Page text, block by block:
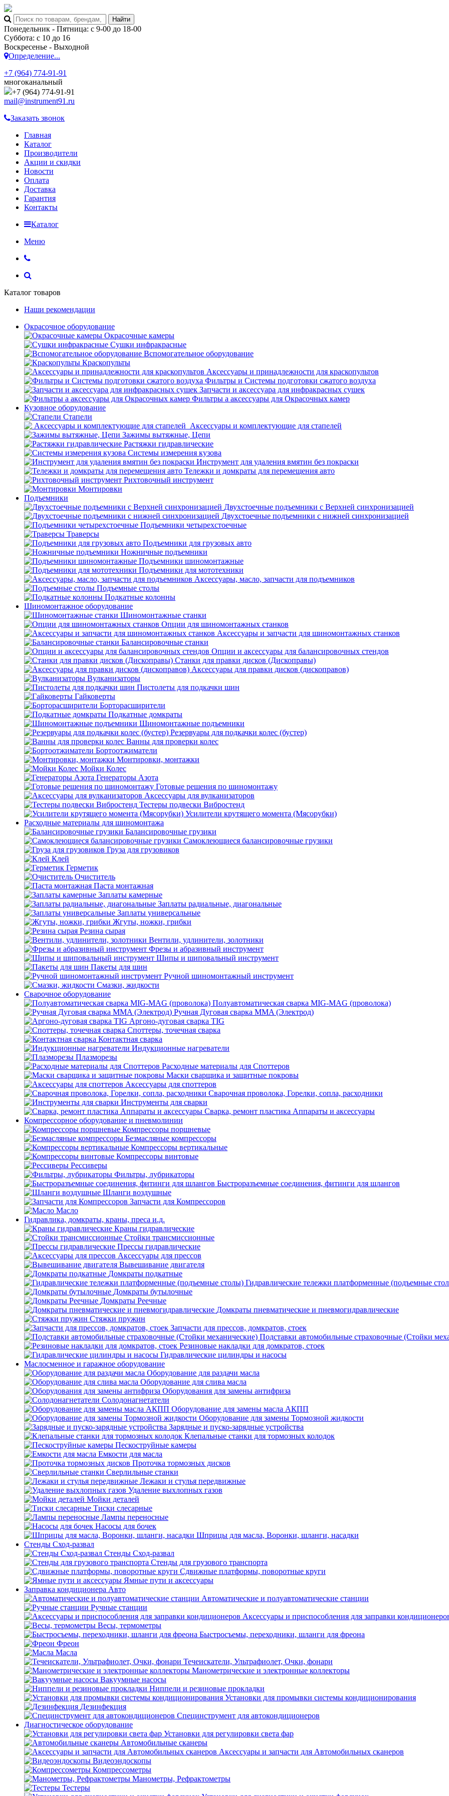
Понедельник - Пятница: с 9-00 до 18-00
Суббота: с 10 до 16
Воскресенье - Выходной
Определение...
+7 (964) 774-91-91
многоканальный
+7 (964) 774-91-91
mail@instrument91.ru
Заказать звонок
Главная
Каталог
Производители
Акции и скидки
Новости
Оплата
Доставка
Гарантия
Контакты
Каталог
Меню
Каталог товаров
Наши рекомендации
Окрасочное оборудование
Окрасочные камеры
Сушки инфракрасные
Вспомогательное оборудование
Краскопульты
Аксессуары и принадлежности для краскопультов
Фильтры и Системы подготовки сжатого воздуха
Запчасти и аксессуара для инфракрасных сушек
Фильтры а аксессуары для Окрасочных камер
Кузовное оборудование
Стапели
Аксессуары и комплектующие для стапелей
Зажимы вытяжные, Цепи
Растяжки гидравлические
Системы измерения кузова
Инструмент для удаления вмятин без покраски
Тележки и домкраты для перемещения авто
Рихтовочный инструмент
Монтировки
Подъемники
Двухстоечные подъемники с Верхней синхронизацией
Двухстоечные подъемники с нижней синхронизацией
Подъемники четырехстоечные
Траверсы
Подъемники для грузовых авто
Ножничные подъемники
Подъемники шиномонтажные
Подъемники для мототехники
Аксессуары, масло, запчасти для подъемников
Подъемные столы
Подкатные колонны
Шиномонтажное оборудование
Шиномонтажные станки
Опции для шиномонтажных станков
Аксессуары и запчасти для шиномонтажных станков
Балансировочные станки
Опции и аксессуары для балансировочных стендов
Станки для правки дисков (Дископравы)
Аксессуары для правки дисков (дископравов)
Вулканизаторы
Пистолеты для подкачки шин
Гайковерты
Борторасширители
Подкатные домкраты
Шиномонтажные подъемники
Резервуары для подкачки колес (бустер)
Ванны для проверки колес
Бортоотжиматели
Монтировки, монтажки
Мойки Колес
Генераторы Азота
Готовые решения по шиномонтажу
Аксессуары для вулканизаторов
Тестеры подвески Вибростенд
Усилители крутящего момента (Мясорубки)
Расходные материалы для шиномонтажа
Балансировочные грузики
Самоклеющиеся балансировочные грузики
Груза для грузовиков
Клей
Герметик
Очиститель
Паста монтажная
Заплаты камерные
Заплаты радиальные, диагональные
Заплаты универсальные
Жгуты, ножки, грибки
Резина сырая
Вентили, удлинители, золотники
Фрезы и абразивный инструмент
Шипы и шиповальный инструмент
Пакеты для шин
Ручной шиномонтажный инструмент
Смазки, жидкости
Сварочное оборудование
Полуавтоматическая сварка MIG-MAG (проволока)
Ручная Дуговая сварка MMA (Электрод)
Аргоно-дуговая сварка TIG
Споттеры, точечная сварка
Контактная сварка
Индукционные нагреватели
Плазморезы
Расходные материалы для Споттеров
Маски сварщика и защитные покровы
Аксессуары для споттеров
Сварочная проволока, Горелки, сопла, расходники
Инструменты для сварки
Сварка, ремонт пластика Аппараты и аксессуары
Компрессорное оборудование и пневмолинии
Компрессоры поршневые
Безмасляные компрессоры
Компрессоры вертикальные
Компрессоры винтовые
Рессиверы
Фильтры, лубрикаторы
Быстроразъемные соединения, фитинги для шлангов
Шланги воздушные
Запчасти для Компрессоров
Масло
Гидравлика, домкраты, краны, преса и.д.
Краны гидравлические
Стойки трансмиссионные
Прессы гидравлические
Аксессуары для прессов
Вывешивание двигателя
Домкраты подкатные
Гидравлические тележки платформенные (подъемные
Домкраты бутылочные
Домкраты Реечные
Домкраты пневматические и пневмогидравлические
Стяжки пружин
Запчасти для прессов, домкратов, стоек
Подставки автомобильные страховочные (Стойки
Резиновые накладки для домкратов, стоек
Гидравлические цилиндры и насосы
Маслосменное и гаражное оборудование
Оборудование для раздачи масла
Оборудование для слива масла
Оборудования для замены антифриза
Солодонагнетатели
Оборудование для замены масла АКПП
Оборудование для замены Тормозной жидкости
Зарядные и пуско-зарядные устройства
Клепальные станки для тормозных колодок
Пескоструйные камеры
Емкости для масла
Проточка тормозных дисков
Сверлильные станки
Лежаки и стулья передвижные
Удаление выхлопных газов
Мойки деталей
Тиски слесарные
Лампы переносные
Насосы для бочек
Шприцы для масла, Воронки, шланги, насадки
Стенды Сход-развал
Стенды Сход-развал
Стенды для грузового транспорта
Сдвижные платформы, поворотные круги
Ямные пути и аксессуары
Заправка кондиционера Авто
Автоматические и полуавтоматические станции
Ручные станции
Аксессуары и приспособления для заправки
Весы, термометры
Быстросъемы, переходники, шланги для фреона
Фреон
Масла
Течеискатели, Ультрафиолет, Очки, фонари
Манометрические и электронные коллекторы
Вакуумные насосы
Ниппели и резиновые прокладки
Установки для промывки системы кондиционирования
Дезинфекция
Специнструмент для автокондиционеров
Диагностическое оборудование
Установки для регулировки света фар
Автомобильные сканеры
Аксессуары и запчасти для Автомобильных сканеров
Видеоэндоскопы
Компрессометры
Манометры, Рефрактометры
Тестеры